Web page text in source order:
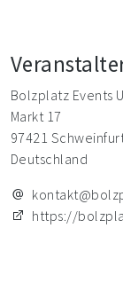
Bolzplatz Events
Markt 17
97421
Deutschland
https://